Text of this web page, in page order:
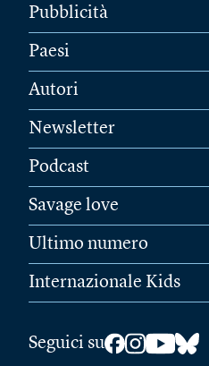
Pubblicità
Paesi
Autori
Newsletter
Podcast
Savage love
Ultimo numero
Internazionale Kids
Seguici su